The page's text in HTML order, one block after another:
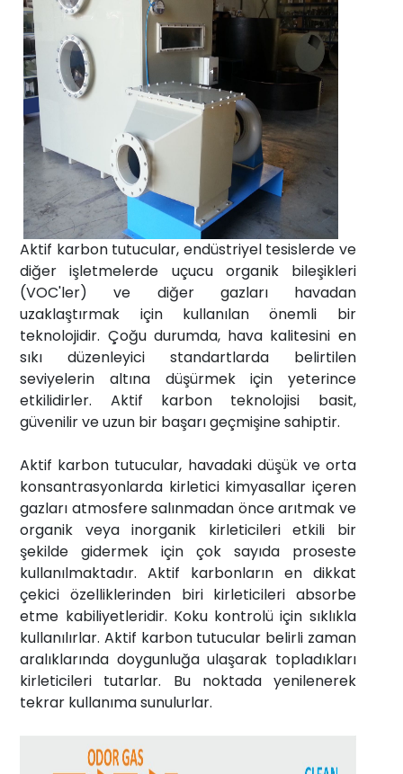
Haberler
İletişim
info@fta-
endustriyel.com
Aktif karbon tutucular, endüstriyel tesislerde ve
diğer işletmelerde uçucu organik bileşikleri
(VOC'ler) ve diğer gazları havadan
uzaklaştırmak için kullanılan önemli bir
teknolojidir. Çoğu durumda, hava kalitesini en
sıkı düzenleyici standartlarda belirtilen
seviyelerin altına düşürmek için yeterince
etkilidirler. Aktif karbon teknolojisi basit,
güvenilir ve uzun bir başarı geçmişine sahiptir.
Aktif karbon tutucular, havadaki düşük ve orta
konsantrasyonlarda kirletici kimyasallar içeren
gazları atmosfere salınmadan önce arıtmak ve
organik veya inorganik kirleticileri etkili bir
şekilde gidermek için çok sayıda proseste
kullanılmaktadır. Aktif karbonların en dikkat
çekici özelliklerinden biri kirleticileri absorbe
etme kabiliyetleridir. Koku kontrolü için sıklıkla
kullanılırlar. Aktif karbon tutucular belirli zaman
aralıklarında doygunluğa ulaşarak topladıkları
kirleticileri tutarlar. Bu noktada yenilenerek
tekrar kullanıma sunulurlar.